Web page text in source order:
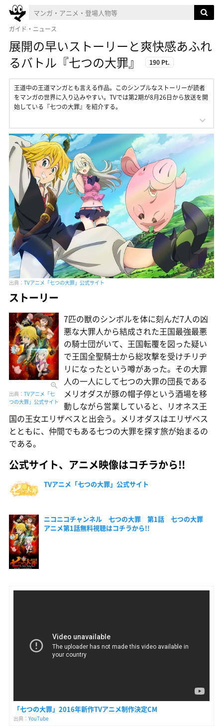
ガイド・ニュース
展開の早いストーリーと爽快感あふれ
るバトル『七つの大罪』
190 Pt.
王道中の王道マンガとも言える作品。このシンプルなストーリーが読者
をマンガの世界に入り込みやすい。TVでは第2期が8月26日から放送を開
始している『七つの大罪』を紹介する。
出典： TVアニメ「七つの大罪」公式サイト
ストーリー
出典： TVアニメ「七
つの大罪」公式サイト
7匹の獣のシンボルを体に刻んだ7人の凶
悪な大罪人から結成された王国最強最悪
の騎士団がいて、王国転覆を図った疑い
で王国全聖騎士から総攻撃を受けチリヂ
リになったという噂があった。その大罪
人の一人にして七つの大罪の団長である
メリオダスが豚の帽子停という酒場を移
動しながら営業していると、リオネス王
国の王女エリザベスと出会う。メリオダスはエリザベス
とともに、仲間でもある七つの大罪を探す旅が始まるの
である。
公式サイト、アニメ映像はコチラから!!
TVアニメ「七つの大罪」公式サイト
ニコニコチャンネル 七つの大罪 第1話 七つの大罪
アニメ第1話無料視聴はコチラから!!
「七つの大罪」2016年新作TVアニメ制作決定CM
出典： YouTube